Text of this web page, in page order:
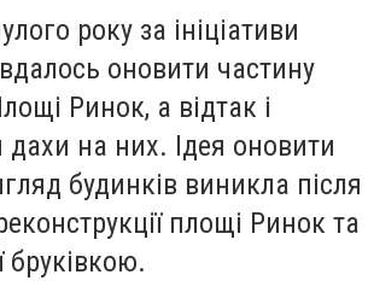
року за ініціативи
оновити частину
Ринок, а відтак і
дахи на них. Ідея оновити
будинків виникла після
площі Ринок та
бруківкою.